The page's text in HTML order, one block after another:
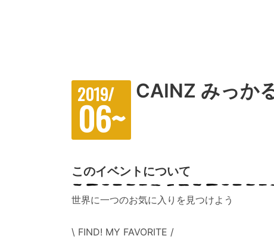
2019/
06~
CAINZ みっか
このイベントについて
世界に一つのお気に入りを見つけよう
\ FIND! MY FAVORITE /